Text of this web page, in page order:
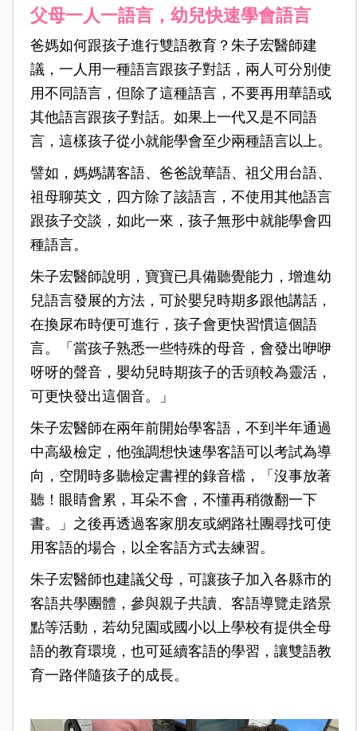
父母一人一語言，幼兒快速學會語言
爸媽如何跟孩子進行雙語教育？朱子宏醫師建
議，一人用一種語言跟孩子對話，兩人可分別使
用不同語言，但除了這種語言，不要再用華語或
其他語言跟孩子對話。如果上一代又是不同語
言，這樣孩子從小就能學會至少兩種語言以上。
譬如，媽媽講客語、爸爸說華語、祖父用台語、
祖母聊英文，四方除了該語言，不使用其他語言
跟孩子交談，如此一來，孩子無形中就能學會四
種語言。
朱子宏醫師說明，寶寶已具備聽覺能力，增進幼
兒語言發展的方法，可於嬰兒時期多跟他講話，
在換尿布時便可進行，孩子會更快習慣這個語
言。「當孩子熟悉一些特殊的母音，會發出咿咿
呀呀的聲音，嬰幼兒時期孩子的舌頭較為靈活，
可更快發出這個音。」
朱子宏醫師在兩年前開始學客語，不到半年通過
中高級檢定，他強調想快速學客語可以考試為導
向，空閒時多聽檢定書裡的錄音檔，「沒事放著
聽！眼睛會累，耳朵不會，不懂再稍微翻一下
書。」之後再透過客家朋友或網路社團尋找可使
用客語的場合，以全客語方式去練習。
朱子宏醫師也建議父母，可讓孩子加入各縣市的
客語共學團體，參與親子共讀、客語導覽走踏景
點等活動，若幼兒園或國小以上學校有提供全母
語的教育環境，也可延續客語的學習，讓雙語教
育一路伴隨孩子的成長。